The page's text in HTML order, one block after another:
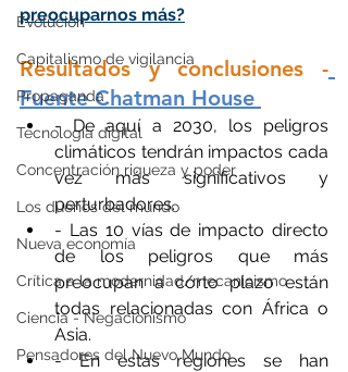
Evolución
Capitalismo de vigilancia
Propaganda
Tecnología digital
Concentración riqueza y poder
Los dueños del mundo
Nueva economía
Crítica a la modernidad/mecanicismo
Ciencia - Negacionismo
Pensadores del Nuevo Mundo
preocuparnos más?
Resultados y conclusiones -
Fuente Chatman House
- De aquí a 2030, los peligros
climáticos tendrán impactos cada
vez más significativos y
perturbadores.
- Las 10 vías de impacto directo
de los peligros que más
preocupan a corto plazo están
todas relacionadas con África o
Asia.
- En estas regiones se han